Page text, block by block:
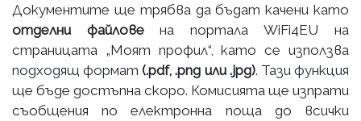
Документите ще трябва да бъдат качени като
отделни файловена портала WiFi4EU на
страницата „Моят профил“, като се използва
подходящ формат(.pdf, .png или .jpg). Тази функция
ще бъде достъпна скоро. Комисията ще изпрати
съобщения по електронна поща до всички